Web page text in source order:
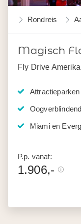
Rondreis
Magisch
Fly Drive Amerika
Miami en
P.p. vanaf:
1.906,-